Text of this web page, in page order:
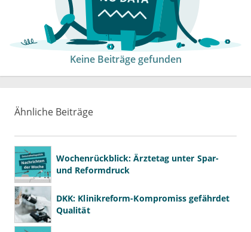
Keine Beiträge gefunden
Ähnliche Beiträge
Wochenrückblick: Ärztetag unter Spar-
und Reformdruck
DKK: Klinikreform-Kompromiss gefährdet
Qualität